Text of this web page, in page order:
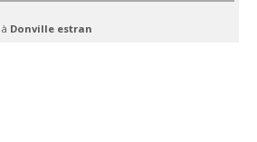
à Donville estran